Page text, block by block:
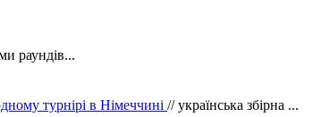
раундів...
турнірі в Німеччині // українська збірна ...